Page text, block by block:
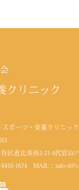
クリニック
スポーツ・栄養クリニッ
区恵比寿西2-21-4代官山
6416-1674MAIL： info-